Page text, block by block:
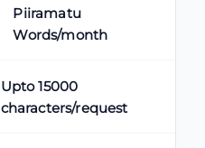
Piiramatu
Words/month
Upto 15000
characters/request